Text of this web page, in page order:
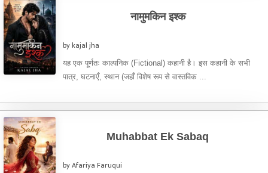
नामुमकिन इश्क
by kajal jha
यह एक पूर्णतः काल्पनिक (Fictional) कहानी है। इस कहानी के सभी
पात्र, घटनाएँ, स्थान (जहाँ विशेष रूप से वास्तविक ...
Muhabbat Ek Sabaq
by Afariya Faruqui